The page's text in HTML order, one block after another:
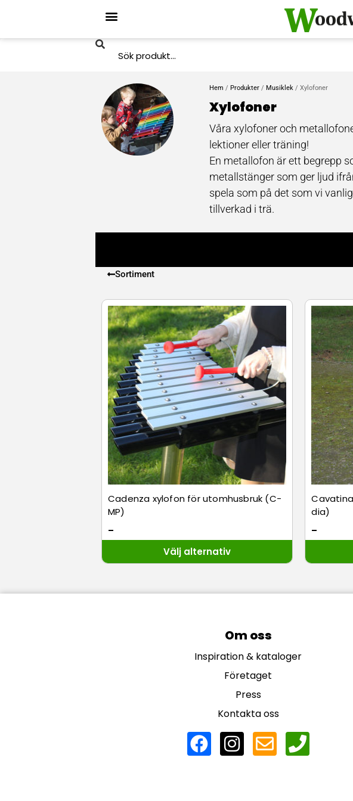
Hem / Produkter/ Musiklek/ Xylofoner
Xylofoner
Våra xylofoner och
lektioner eller träning!
En metallofon är ett begrepp
metallstänger som ger ljud
spela som på det som vi
tillverkad i trä.
barnen på deras egen
Sortiment
Cadenza xylofon för utomhusbruk (C-
MP)
–
Välj alternativ
dia)
–
Om oss
Inspiration & kataloger
Företaget
Press
Kontakta oss